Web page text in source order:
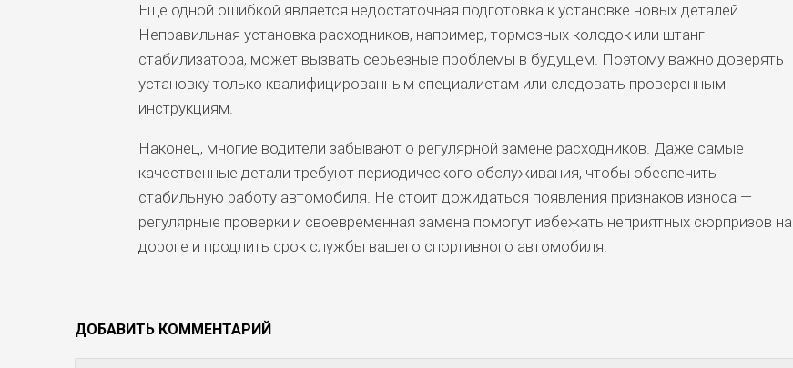
Еще одной ошибкой является недостаточная подготовка к установке новых деталей.
Неправильная установка расходников, например, тормозных колодок или штанг
стабилизатора, может вызвать серьезные проблемы в будущем. Поэтому важно доверять
установку только квалифицированным специалистам или следовать проверенным
инструкциям.
Наконец, многие водители забывают о регулярной замене расходников. Даже самые
качественные детали требуют периодического обслуживания, чтобы обеспечить
стабильную работу автомобиля. Не стоит дожидаться появления признаков износа —
регулярные проверки и своевременная замена помогут избежать неприятных сюрпризов на
дороге и продлить срок службы вашего спортивного автомобиля.
ДОБАВИТЬ КОММЕНТАРИЙ